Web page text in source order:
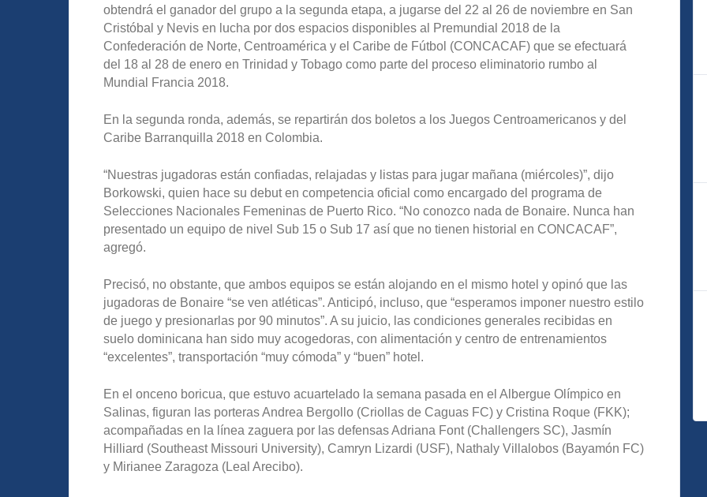
obtendrá el ganador del grupo a la segunda etapa, a jugarse del 22 al 26 de noviembre en San
Cristóbal y Nevis en lucha por dos espacios disponibles al Premundial 2018 de la
Confederación de Norte, Centroamérica y el Caribe de Fútbol (CONCACAF) que se efectuará
del 18 al 28 de enero en Trinidad y Tobago como parte del proceso eliminatorio rumbo al
Mundial Francia 2018.
En la segunda ronda, además, se repartirán dos boletos a los Juegos Centroamericanos y del
Caribe Barranquilla 2018 en Colombia.
“Nuestras jugadoras están confiadas, relajadas y listas para jugar mañana (miércoles)”, dijo
Borkowski, quien hace su debut en competencia oficial como encargado del programa de
Selecciones Nacionales Femeninas de Puerto Rico. “No conozco nada de Bonaire. Nunca han
presentado un equipo de nivel Sub 15 o Sub 17 así que no tienen historial en CONCACAF”,
agregó.
Precisó, no obstante, que ambos equipos se están alojando en el mismo hotel y opinó que las
jugadoras de Bonaire “se ven atléticas”. Anticipó, incluso, que “esperamos imponer nuestro estilo
de juego y presionarlas por 90 minutos”. A su juicio, las condiciones generales recibidas en
suelo dominicana han sido muy acogedoras, con alimentación y centro de entrenamientos
“excelentes”, transportación “muy cómoda” y “buen” hotel.
En el onceno boricua, que estuvo acuartelado la semana pasada en el Albergue Olímpico en
Salinas, figuran las porteras Andrea Bergollo (Criollas de Caguas FC) y Cristina Roque (FKK);
acompañadas en la línea zaguera por las defensas Adriana Font (Challengers SC), Jasmín
Hilliard (Southeast Missouri University), Camryn Lizardi (USF), Nathaly Villalobos (Bayamón FC)
y Mirianee Zaragoza (Leal Arecibo).